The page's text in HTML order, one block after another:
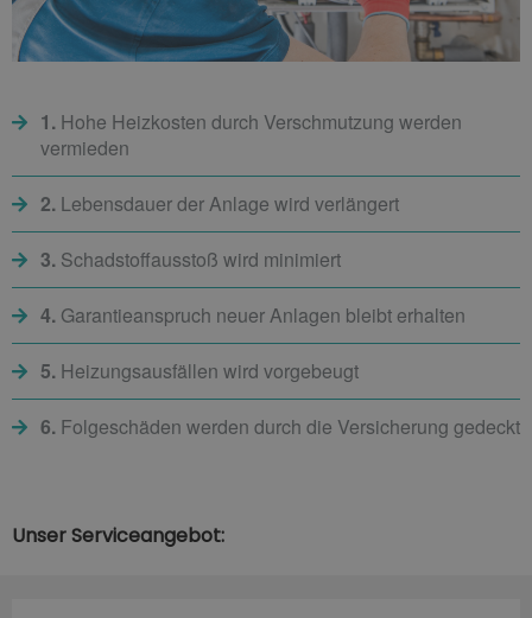
1.Hohe Heizkosten durch Verschmutzung werden
vermieden
2.Lebensdauer der Anlage wird verlängert
3.Schadstoffausstoß wird minimiert
4.Garantieanspruch neuer Anlagen bleibt erhalten
5.Heizungsausfällen wird vorgebeugt
6.Folgeschäden werden durch die Versicherung gedeckt
Unser Serviceangebot: